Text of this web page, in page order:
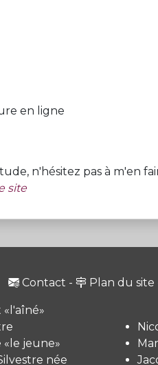
en ligne
n'hésitez pas à m'en
site
Contact - Plan du site
«l'aîné»
«le jeune»
née